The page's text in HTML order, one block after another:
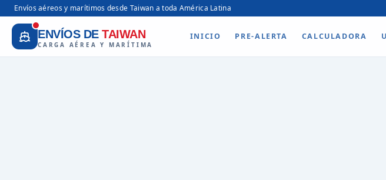
Envíos aéreos y marítimos desde Taiwan a toda América Latina
ENVÍOS DE TAIWAN
CARGA AÉREA Y MARÍTIMA
INICIO PRE-ALERTA CALCULADORA